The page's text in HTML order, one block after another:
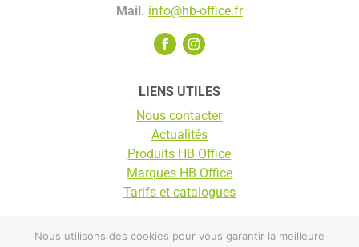
Mail. info@hb-office.fr
LIENS UTILES
Nous contacter
Actualités
Produits HB Office
Marques HB Office
Tarifs et catalogues
© HB Office 2025 |Mentions légales
Nous utilisons des cookies pour vous garantir la meilleure